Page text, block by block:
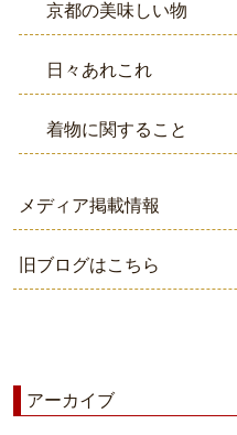
京都の美味しい物
日々あれこれ
着物に関すること
メディア掲載情報
旧ブログはこちら
アーカイブ